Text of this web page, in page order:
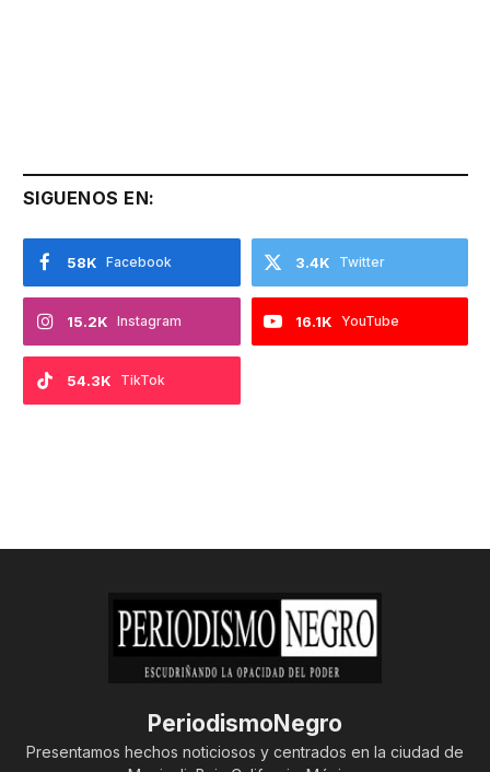
SIGUENOS EN:
Facebook
58K Twitter
3.4K
Instagram
15.2K YouTube
16.1K
TikTok
54.3K
PeriodismoNegro
Presentamos hechos noticiosos y centrados en la ciudad de